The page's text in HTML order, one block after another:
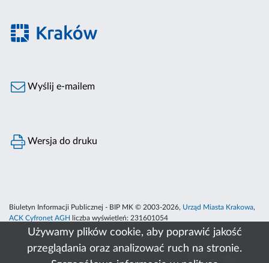
Używamy plików cookie, aby poprawić jakość
przeglądania oraz analizować ruch na stronie.
Wyślij e-mailem
Wersja do druku
Biuletyn Informacji Publicznej - BIP MK © 2003-2026, Urząd Miasta Krakowa,
ACK Cyfronet AGH
liczba wyświetleń: 231601054